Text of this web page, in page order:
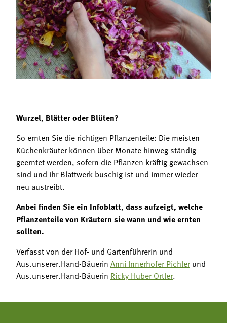
Mitgliedschaft
Landessekretariat
Bäuerliche Buffets
Hofgeschichten
Wurzel, Blätter oder Blüten?
So ernten Sie die richtigen Pflanzenteile: Die meisten
Küchenkräuter können über Monate hinweg ständig
geerntet werden, sofern die Pflanzen kräftig gewachsen
sind und ihr Blattwerk buschig ist und immer wieder
neu austreibt.
Anbei finden Sie ein Infoblatt, dass aufzeigt, welche
Pflanzenteile von Kräutern sie wann und wie ernten
sollten.
Verfasst von der Hof- und Gartenführerin und
Aus.unserer.Hand-Bäuerin Anni Innerhofer Pichlerund
Aus.unserer.Hand-Bäuerin Ricky Huber Ortler.